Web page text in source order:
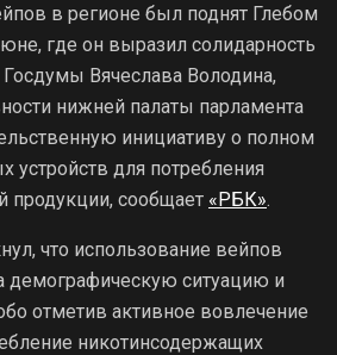
в регионе был поднят Глебом
где он выразил солидарность
Вячеслава Володина,
нижней палаты парламента
инициативу о полном
устройств для потребления
продукции, сообщает «РБК».
что использование вейпов
демографическую ситуацию и
отметив активное вовлечение
никотинсодержащих